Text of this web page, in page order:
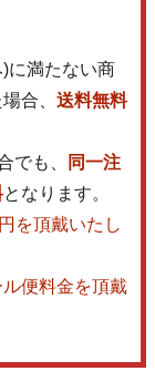
に満たない商
合、 送料無料
でも、
同一注
となります。
を頂戴いたし
便料金を頂戴